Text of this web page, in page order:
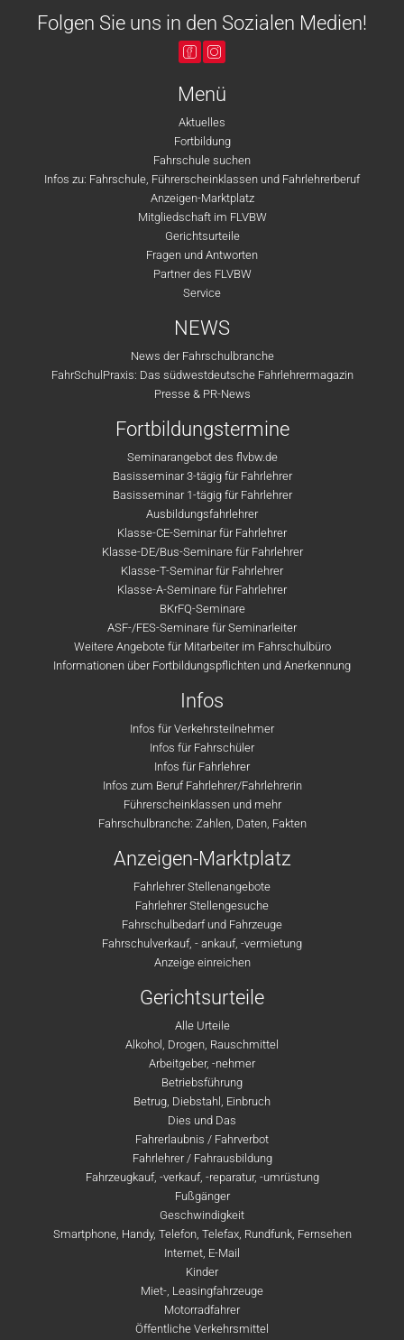
Folgen Sie uns in den Sozialen Medien!
Menü
Aktuelles
Fortbildung
Fahrschule suchen
Infos zu: Fahrschule, Führerscheinklassen und Fahrlehrerberuf
Anzeigen-Marktplatz
Mitgliedschaft im FLVBW
Gerichtsurteile
Fragen und Antworten
Partner des FLVBW
Service
NEWS
News der Fahrschulbranche
FahrSchulPraxis: Das südwestdeutsche Fahrlehrermagazin
Presse & PR-News
Fortbildungstermine
Seminarangebot des flvbw.de
Basisseminar 3-tägig für Fahrlehrer
Basisseminar 1-tägig für Fahrlehrer
Ausbildungsfahrlehrer
Klasse-CE-Seminar für Fahrlehrer
Klasse-DE/Bus-Seminare für Fahrlehrer
Klasse-T-Seminar für Fahrlehrer
Klasse-A-Seminare für Fahrlehrer
BKrFQ-Seminare
ASF-/FES-Seminare für Seminarleiter
Weitere Angebote für Mitarbeiter im Fahrschulbüro
Informationen über Fortbildungspflichten und Anerkennung
Infos
Infos für Verkehrsteilnehmer
Infos für Fahrschüler
Infos für Fahrlehrer
Infos zum Beruf Fahrlehrer/Fahrlehrerin
Führerscheinklassen und mehr
Fahrschulbranche: Zahlen, Daten, Fakten
Anzeigen-Marktplatz
Fahrlehrer Stellenangebote
Fahrlehrer Stellengesuche
Fahrschulbedarf und Fahrzeuge
Fahrschulverkauf, - ankauf, -vermietung
Anzeige einreichen
Gerichtsurteile
Alle Urteile
Alkohol, Drogen, Rauschmittel
Arbeitgeber, -nehmer
Betriebsführung
Betrug, Diebstahl, Einbruch
Dies und Das
Fahrerlaubnis / Fahrverbot
Fahrlehrer / Fahrausbildung
Fahrzeugkauf, -verkauf, -reparatur, -umrüstung
Fußgänger
Geschwindigkeit
Smartphone, Handy, Telefon, Telefax, Rundfunk, Fernsehen
Internet, E-Mail
Kinder
Miet-, Leasingfahrzeuge
Motorradfahrer
Öffentliche Verkehrsmittel